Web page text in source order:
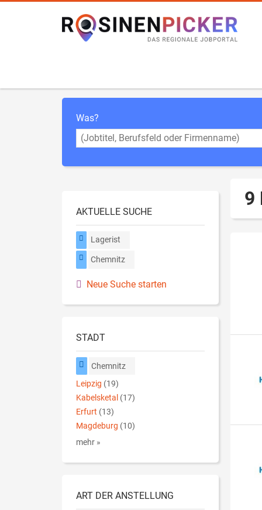
Was?
9
AKTUELLE SUCHE
Lagerist
Chemnitz
Neue Suche starten
STADT
Chemnitz
Leipzig (19)
Kabelsketal (17)
Erfurt (13)
Magdeburg (10)
mehr »
ART DER ANSTELLUNG